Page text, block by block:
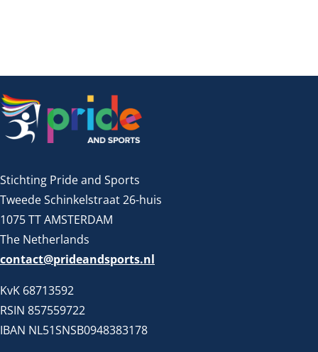
Stichting Pride and Sports
Tweede Schinkelstraat 26-huis
1075 TT AMSTERDAM
The Netherlands
contact@prideandsports.nl
KvK 68713592
RSIN 857559722
IBAN NL51SNSB0948383178